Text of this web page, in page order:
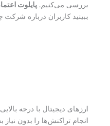
بررسی می‌کنیم. پایلوت
ببینید کاربران درباره
ارزهای دیجیتال با درجه
انجام تراکنش‌ها را بدون